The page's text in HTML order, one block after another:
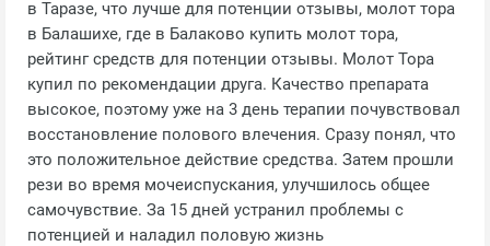
в Таразе, что лучше для потенции отзывы, молот тора
в Балашихе, где в Балаково купить молот тора,
рейтинг средств для потенции отзывы. Молот Тора
купил по рекомендации друга. Качество препарата
высокое, поэтому уже на 3 день терапии почувствовал
восстановление полового влечения. Сразу понял, что
это положительное действие средства. Затем прошли
рези во время мочеиспускания, улучшилось общее
самочувствие. За 15 дней устранил проблемы с
потенцией и наладил половую жизнь